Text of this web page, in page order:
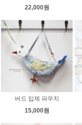
22,000원
버드 입체 파우치
15,000원